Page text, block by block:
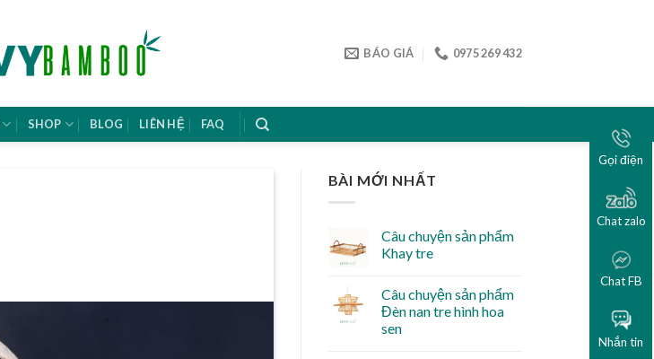
Gọi điện
Chat zalo
Chat FB
Nhắn tin
BÁO GIÁ 0975 269 432
SHOP BLOG LIÊN HỆ FAQ
BÀI MỚI NHẤT
Câu chuyện sản phẩm
Khay tre
Câu chuyện sản phẩm
Đèn nan tre hình hoa
sen